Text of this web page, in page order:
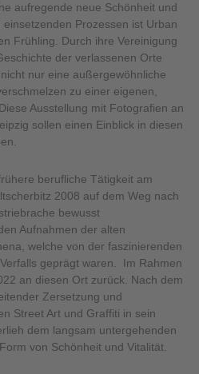
aufregende neue Schönheit und
Prozessen ist Urban
Frühling. Durch ihre Vereinigung
der verlassenen Orte
nur eine außergewöhnliche
zu einer eigenen,
Ausstellung mit Fotografien an
sollen einen Einblick in diesen
berufliche Tätigkeit am
2008 auf dem Weg nach
bewusst
Aufnahmen der alten
welche von der faszinierenden
geprägt waren. Im Rahmen
an diesen Ort zurück. Nach dem
Zersetzung und
Street Art und Graffiti in sein
dem langsam untergehenden
von Schönheit und Vitalität.